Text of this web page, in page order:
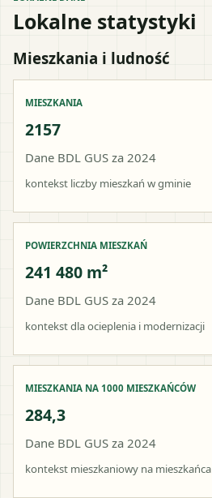
Lokalne statystyki
Mieszkania i ludność
MIESZKANIA
2157
Dane BDL GUS za 2024
kontekst liczby mieszkań w gminie
POWIERZCHNIA MIESZKAŃ
241 480 m²
Dane BDL GUS za 2024
kontekst dla ocieplenia i modernizacji
MIESZKANIA NA 1000 MIESZKAŃCÓW
284,3
Dane BDL GUS za 2024
kontekst mieszkaniowy na mieszkańca